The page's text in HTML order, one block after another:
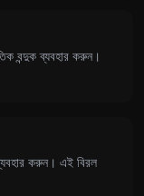
বন্দুক ব্যবহার করুন।
করুন। এই বিরল